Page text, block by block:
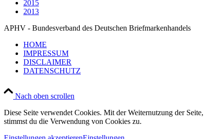
2015
2013
APHV - Bundesverband des Deutschen Briefmarkenhandels
HOME
IMPRESSUM
DISCLAIMER
DATENSCHUTZ
Nach oben scrollen
Diese Seite verwendet Cookies. Mit der Weiternutzung der Seite,
stimmst du die Verwendung von Cookies zu.